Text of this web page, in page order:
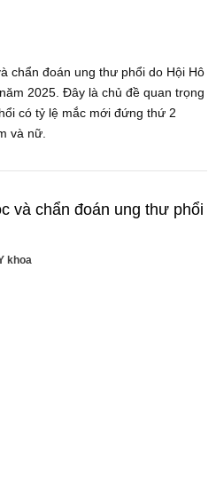
chẩn đoán ung thư phổi do Hội Hô
2025. Đây là chủ đề quan trọng
có tỷ lệ mắc mới đứng thứ 2
và nữ.
và chẩn đoán ung thư phổi
khoa